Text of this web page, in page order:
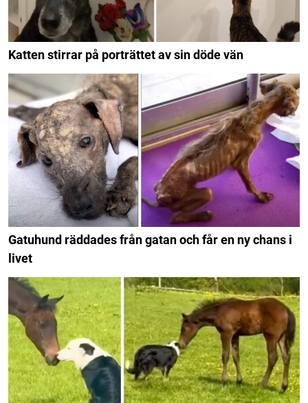
Katten stirrar på porträttet av sin döde vän
Gatuhund räddades från gatan och får en ny chans i
livet